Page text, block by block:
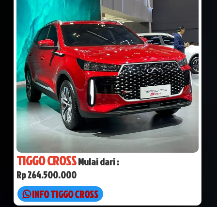
TIGGO CROSSMulai dari :
Rp 264.500.000
INFO TIGGO CROSS